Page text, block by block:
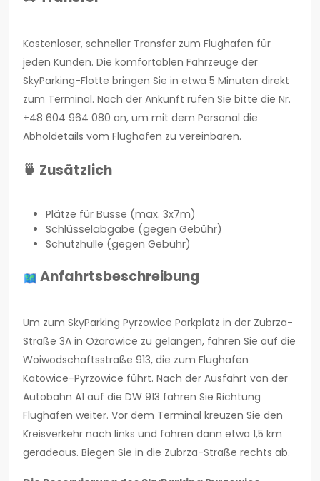
Kostenloser, schneller Transfer zum Flughafen für
jeden Kunden. Die komfortablen Fahrzeuge der
SkyParking-Flotte bringen Sie in etwa 5 Minuten direkt
zum Terminal. Nach der Ankunft rufen Sie bitte die Nr.
+48 604 964 080 an, um mit dem Personal die
Abholdetails vom Flughafen zu vereinbaren.
🍵 Zusätzlich
Plätze für Busse (max. 3x7m)
Schlüsselabgabe (gegen Gebühr)
Schutzhülle (gegen Gebühr)
Anfahrtsbeschreibung
Um zum SkyParking Pyrzowice Parkplatz in der Zubrza-
Straße 3A in Ożarowice zu gelangen, fahren Sie auf die
Woiwodschaftsstraße 913, die zum Flughafen
Katowice-Pyrzowice führt. Nach der Ausfahrt von der
Autobahn A1 auf die DW 913 fahren Sie Richtung
Flughafen weiter. Vor dem Terminal kreuzen Sie den
Kreisverkehr nach links und fahren dann etwa 1,5 km
geradeaus. Biegen Sie in die Zubrza-Straße rechts ab.